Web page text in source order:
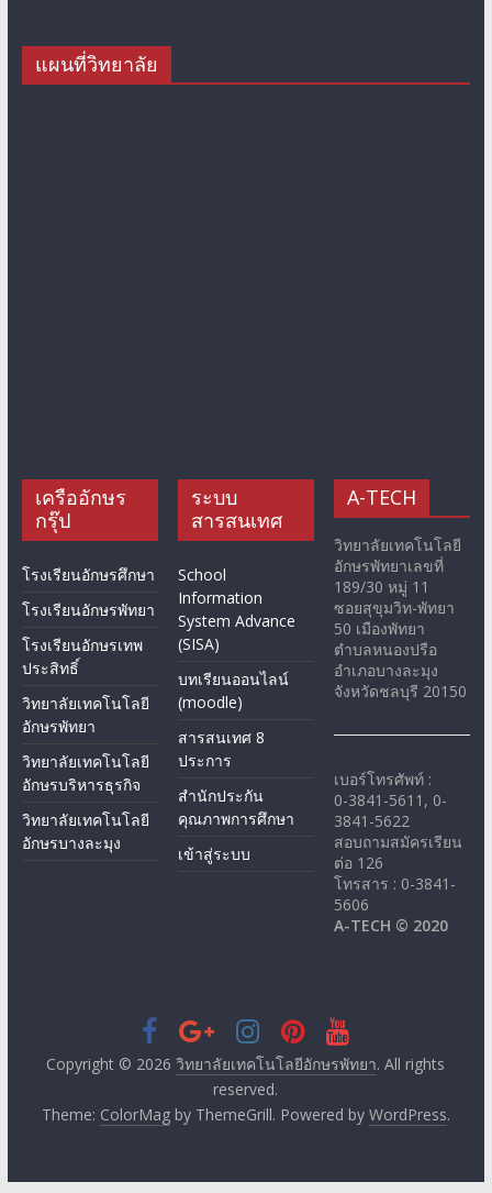
แผนที่วิทยาลัย
เครืออักษร
กรุ๊ป
โรงเรียนอักษรศึกษา
โรงเรียนอักษรพัทยา
โรงเรียนอักษรเทพ
ประสิทธิ์
วิทยาลัยเทคโนโลยี
อักษรพัทยา
วิทยาลัยเทคโนโลยี
อักษรบริหารธุรกิจ
วิทยาลัยเทคโนโลยี
อักษรบางละมุง
ระบบ
สารสนเทศ
School
Information
System Advance
(SISA)
บทเรียนออนไลน์
(moodle)
สารสนเทศ 8
ประการ
สำนักประกัน
คุณภาพการศึกษา
เข้าสู่ระบบ
A-TECH
วิทยาลัยเทคโนโลยี
อักษรพัทยาเลขที่
189/30 หมู่ 11
ซอยสุขุมวิท-พัทยา
50 เมืองพัทยา
ตำบลหนองปรือ
อำเภอบางละมุง
จังหวัดชลบุรี 20150
เบอร์โทรศัพท์ :
0-3841-5611, 0-
3841-5622
สอบถามสมัครเรียน
ต่อ 126
โทรสาร : 0-3841-
5606
A-TECH © 2020
Copyright © 2026วิทยาลัยเทคโนโลยีอักษรพัทยา. All rights
reserved.
Theme: ColorMagby ThemeGrill. Powered by WordPress.